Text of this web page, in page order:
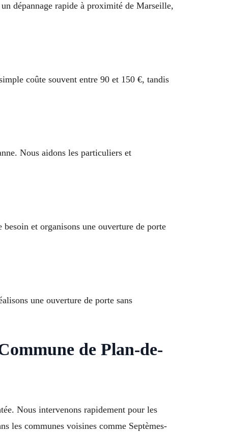
dépannage rapide à proximité de Marseille,
coûte souvent entre 90 et 150 €, tandis
Nous aidons les particuliers et
et organisons une ouverture de porte
une ouverture de porte sans
de Plan-de-
Nous intervenons rapidement pour les
les communes voisines comme Septèmes-